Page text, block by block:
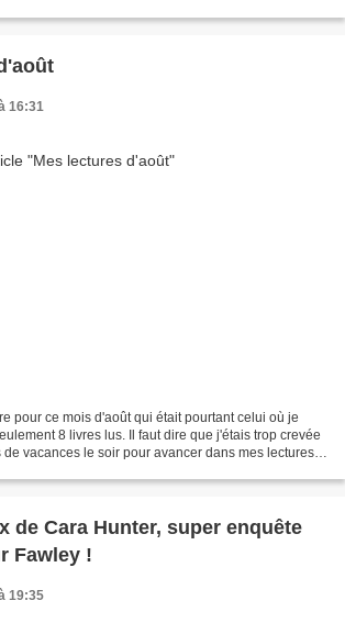
16:31
pour ce mois d'août qui était pourtant celui où je
8 livres lus. Il faut dire que j'étais trop crevée
vacances le soir pour avancer dans mes lectures !
de Cara Hunter, super enquête
Fawley !
19:35